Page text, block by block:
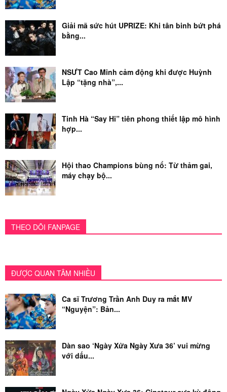
Giải mã sức hút UPRIZE: Khi tân binh bứt phá
bằng...
NSƯT Cao Minh cảm động khi được Huỳnh
Lập “tặng nhà”,...
Tinh Hà “Say Hi” tiên phong thiết lập mô hình
hợp...
Hội thao Champions bùng nổ: Từ thảm gai,
máy chạy bộ...
THEO DÕI FANPAGE
ĐƯỢC QUAN TÂM NHIỀU
Ca sĩ Trương Trần Anh Duy ra mắt MV
“Nguyện”: Bản...
Dàn sao ‘Ngày Xửa Ngày Xưa 36’ vui mừng
với dấu...